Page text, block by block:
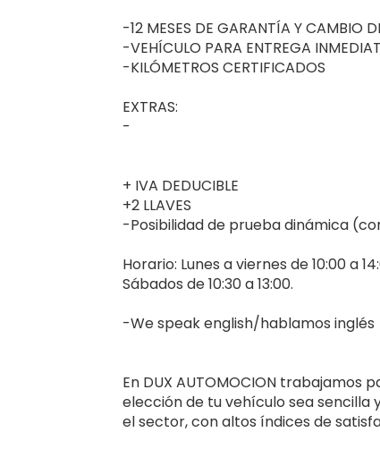
-12 MESES DE GARANTÍA Y CAMBIO
-VEHÍCULO PARA ENTREGA
-KILÓMETROS CERTIFICADOS
EXTRAS:
-
+ IVA DEDUCIBLE
+2 LLAVES
-Posibilidad de prueba dinámica
Horario: Lunes a viernes de 10:00 a
Sábados de 10:30 a 13:00.
-We speak english/hablamos inglés
En DUX AUTOMOCION
elección de tu vehículo sea sencilla
el sector, con altos índices de